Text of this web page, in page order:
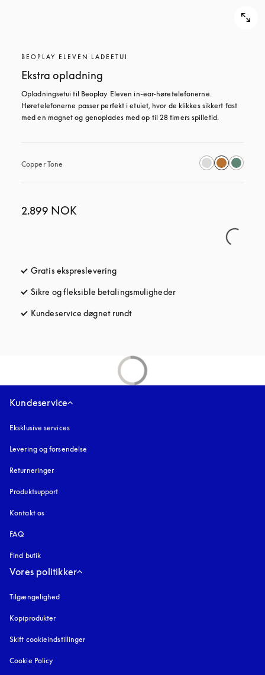
BEOPLAY ELEVEN LADEETUI
Ekstra opladning
Opladningsetui til Beoplay Eleven in-ear-høretelefonerne.
Høretelefonerne passer perfekt i etuiet, hvor de klikkes sikkert fast
med en magnet og genoplades med op til 28 timers spilletid.
Copper Tone
2.899 NOK
Gratis ekspreslevering
Sikre og fleksible betalingsmulighederåbnes under en ny fane
Kundeservice døgnet rundt
Kundeservice
Eksklusive services
Levering og forsendelse
Returneringer
Produktsupport
Kontakt os
FAQ
Find butik
Vores politikker
Tilgængelighed
Kopiprodukter
Skift cookieindstillinger
Cookie Policy